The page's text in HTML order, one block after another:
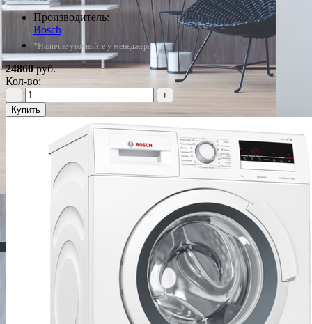
Производитель:
Bosch
*Наличие уточняйте у менеджера
24860руб.
Кол-во:
−
+
Купить